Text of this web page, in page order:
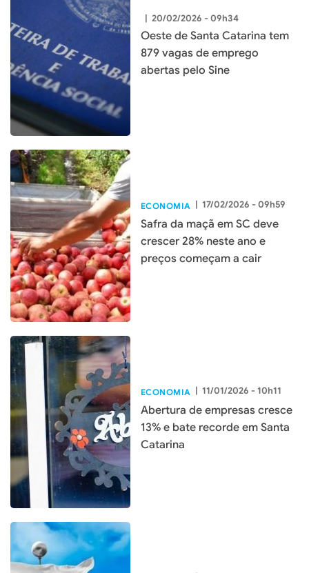
| 20/02/2026 - 09h34
Oeste de Santa Catarina tem
879 vagas de emprego
abertas pelo Sine
ECONOMIA | 17/02/2026 - 09h59
Safra da maçã em SC deve
crescer 28% neste ano e
preços começam a cair
ECONOMIA | 11/01/2026 - 10h11
Abertura de empresas cresce
13% e bate recorde em Santa
Catarina